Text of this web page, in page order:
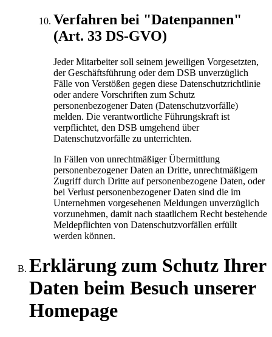
Verfahren bei "Datenpannen"
(Art. 33 DS-GVO)
Jeder Mitarbeiter soll seinem jeweiligen Vorgesetzten,
der Geschäftsführung oder dem DSB unverzüglich
Fälle von Verstößen gegen diese Datenschutzrichtlinie
oder andere Vorschriften zum Schutz
personenbezogener Daten (Datenschutzvorfälle)
melden. Die verantwortliche Führungskraft ist
verpflichtet, den DSB umgehend über
Datenschutzvorfälle zu unterrichten.
In Fällen von unrechtmäßiger Übermittlung
personenbezogener Daten an Dritte, unrechtmäßigem
Zugriff durch Dritte auf personenbezogene Daten, oder
bei Verlust personenbezogener Daten sind die im
Unternehmen vorgesehenen Meldungen unverzüglich
vorzunehmen, damit nach staatlichem Recht bestehende
Meldepflichten von Datenschutzvorfällen erfüllt
werden können.
Erklärung zum Schutz Ihrer
Daten beim Besuch unserer
Homepage